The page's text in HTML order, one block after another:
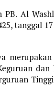
Al
tanggal